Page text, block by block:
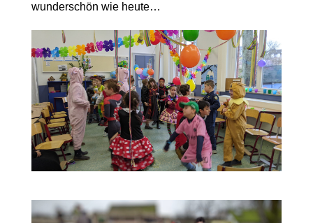
wunderschön wie heute…